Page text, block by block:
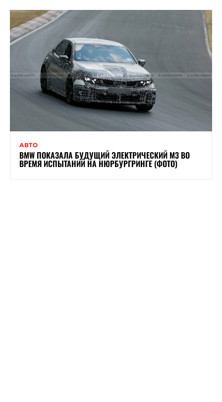
АВТО
BMW ПОКАЗАЛА БУДУЩИЙ ЭЛЕКТРИЧЕСКИЙ M3 ВО
ВРЕМЯ ИСПЫТАНИЙ НА НЮРБУРГРИНГЕ (ФОТО)